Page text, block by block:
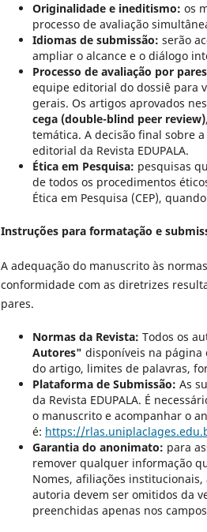
Originalidade e ineditismo: os
processo de avaliação
Idiomas de submissão: serão
ampliar o alcance e o diálogo
Processo de avaliação por
equipe editorial do dossiê para
gerais. Os artigos aprovados
cega (double-blind peer review)
temática. A decisão final sobre
editorial da Revista EDUPALA.
Ética em Pesquisa: pesquisas
de todos os procedimentos
Ética em Pesquisa (CEP),
Instruções para formatação e
A adequação do manuscrito às
conformidade com as diretrizes
pares.
Normas da Revista: Todos os
Autores" disponíveis na página
do artigo, limites de palavras,
Plataforma de Submissão: As
da Revista EDUPALA. É
o manuscrito e acompanhar o
é: https://
Garantia do anonimato: para
remover qualquer informação
Nomes, afiliações
autoria devem ser omitidos da
preenchidas apenas nos